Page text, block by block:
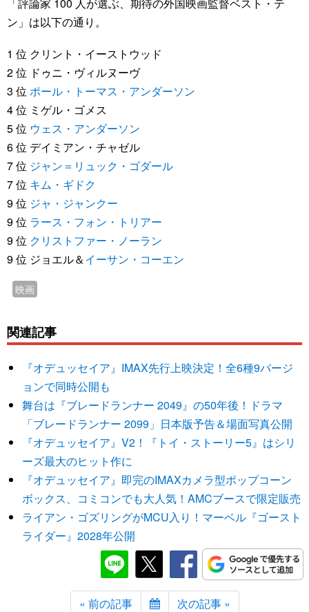
ン」は以下の通り。
1 位 クリント・イーストウッド
2 位 ドゥニ・ヴィルヌーヴ
3 位 ポール・トーマス・アンダーソン
4 位 ミゲル・ゴメス
5 位 ウェス・アンダーソン
6 位 デイミアン・チャゼル
7 位 ジャン＝リュック・ゴダール
7 位 キム・ギドク
9 位 ジャ・ジャンクー
9 位 ラース・フォン・トリアー
9 位 クリストファー・ノーラン
9 位 ジョエル＆イーサン・コーエン
映画
関連記事
『オデュッセイア』IMAX先行上映決定！全6種9バージ
ョンで同時公開も
舞台は『ブレードランナー 2049』の50年後！ドラマ
「ブレードランナー 2099」日本版予告＆場面写真公開
『オデュッセイア』V2！『トイ・ストーリー5』はシリ
ーズ最大のヒット作に
『オデュッセイア』即完のIMAXカメラ型ポップコーン
ボックス、コミコンでも大人気！AMCブースで限定販売
ライアン・ゴズリングがMCU入り！マーベル『ゴースト
ライダー』2028年公開
« 前の記事 次の記事 »